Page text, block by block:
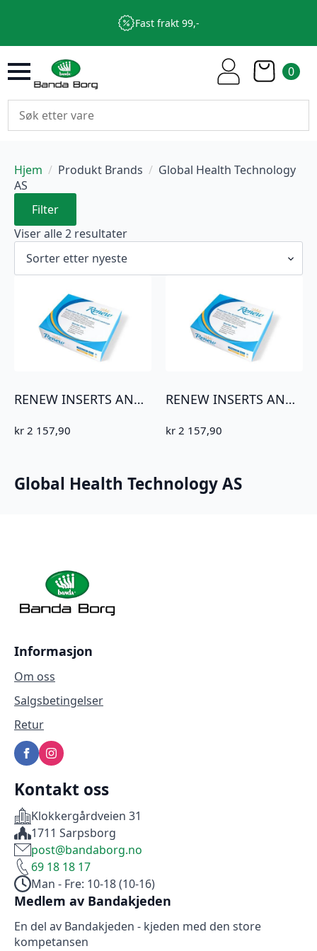
Fast frakt 99,-
0
Hjem Produkt Brands
Global Health Technology
AS
Filter
Viser alle 2 resultaterSortert
nyeste
RENEW INSERTS ANALPROPP REGULAR 22MM
kr 2 157,90
RENEW INSERTS ANALPROPP LARGE 28MM
kr 2 157,90
Global Health Technology AS
Informasjon
Om oss
Salgsbetingelser
Retur
Kontakt oss
Klokkergårdveien 31
1711 Sarpsborg
post@bandaborg.no
69 18 18 17
Man - Fre: 10-18 (10-16)
Medlem av Bandakjeden
En del av Bandakjeden - kjeden med den store
kompetansen